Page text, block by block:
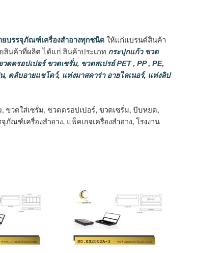
บรรจุภัณฑ์เครื่องสำอางทุกชนิด ให้แก่แบรนด์สินค้า
สินค้าที่ผลิต ได้แก่ สินค้าประเภท กระปุกแก้ว ขวด
วดดรอปเปอร์ ขวดเซรั่ม, ขวดสเปรย์ PET , PP , PE,
, ตลับอายแชโดว์, แท่งมาสคาร่า อายไลเนอร์, แท่งลิป
ขวดใส่เซรั่ม, ขวดดรอปเปอร์, ขวดเซรั่ม, บีบหยด,
ภัณฑ์เครื่องสำอาง, แพ็คเกจเครื่องสำอาง, โรงงาน